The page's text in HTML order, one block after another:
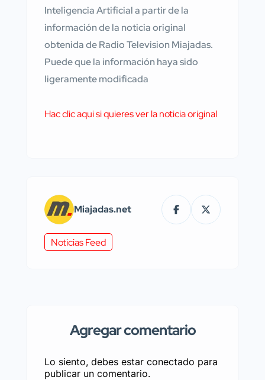
Inteligencia Artificial a partir de la
información de la noticia original
obtenida de Radio Television Miajadas.
Puede que la información haya sido
ligeramente modificada
Hac clic aqui si quieres ver la noticia original
Miajadas.net
Noticias Feed
Agregar comentario
Lo siento, debes estar conectado para
publicar un comentario.